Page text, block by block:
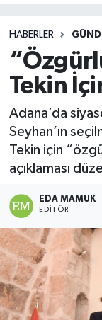
HABERLER
Tekin
Adana’da
Seyhan’ın
Tekin için
açıklaması
EDA MAMUK
EDITÖR
Gündem
Haber
Magazin
Özel
Siyaset
Spor
Son Dakika
Haber Arşivi